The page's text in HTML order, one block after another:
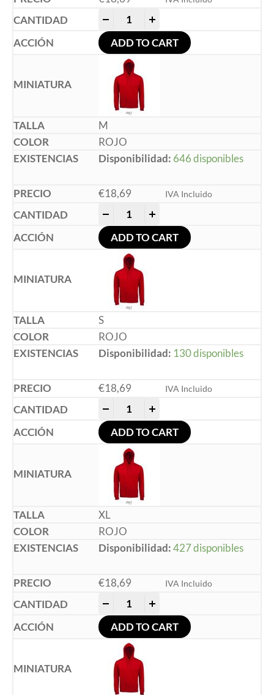
ADD TO CART
M
ROJO
Disponibilidad: 646 disponibles
€18,69 IVA Incluido
ADD TO CART
S
ROJO
Disponibilidad: 130 disponibles
€18,69 IVA Incluido
ADD TO CART
XL
ROJO
Disponibilidad:427 disponibles
€18,69 IVA Incluido
ADD TO CART